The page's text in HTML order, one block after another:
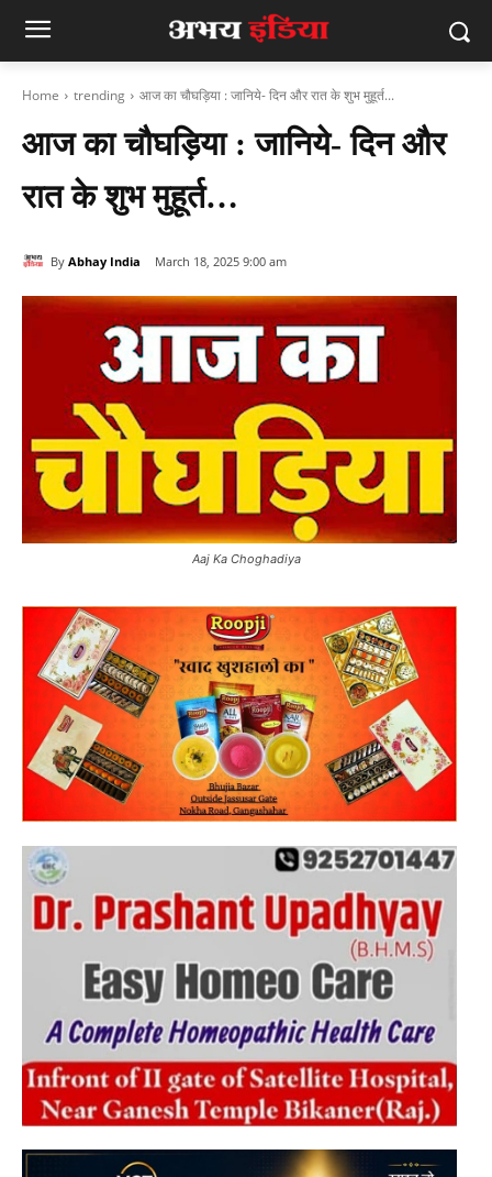
Home trending आज का चौघड़िया : जानिये- दिन और रात के शुभ मुहूर्त...
आज का चौघड़िया : जानिये- दिन और
रात के शुभ मुहूर्त…
By Abhay India March 18, 2025 9:00 am
Aaj Ka Choghadiya